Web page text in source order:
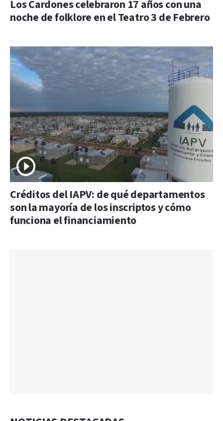
Los Cardones celebraron 17 años con una
noche de folklore en el Teatro 3 de Febrero
Créditos del IAPV: de qué departamentos
son la mayoría de los inscriptos y cómo
funciona el financiamiento